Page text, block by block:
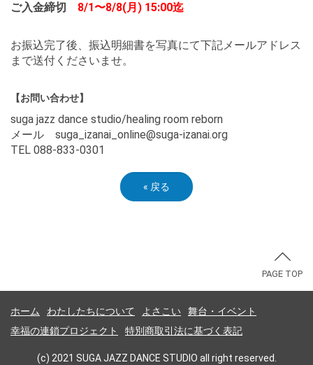
ご入金締切 8/1〜8/8(月) 15:00迄
お振込完了後、振込明細書を写真にて下記メールアドレス
まで送付くださいませ。
【お問い合わせ】
suga jazz dance studio/healing room reborn
メール suga_izanai_online@suga-izanai.org
TEL 088-833-0301
« 戻る
PAGE TOP
ホーム わたしたちについて よさこい
舞台・イベント
幸福の連鎖プロジェクト
特別商取引法に基づく表記
(c) 2021 SUGA JAZZ DANCE STUDIO all right reserved.